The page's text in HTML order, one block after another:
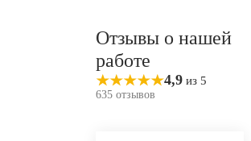
Отзывы о нашей
работе
4,9 из 5
635 отзывов